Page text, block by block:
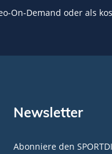
On-Demand oder als
Newsletter
Abonniere den